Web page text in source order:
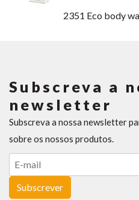
2351 Eco body
Subscreva a
newsletter
Subscreva a nossa newsletter
sobre os nossos produtos.
Subscrever